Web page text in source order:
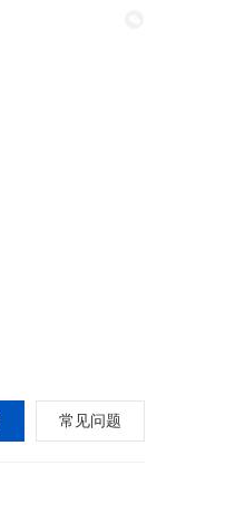
常见问题